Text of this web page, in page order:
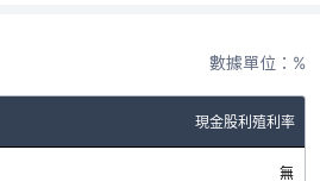
數據單位：%
現金股利殖利率
無